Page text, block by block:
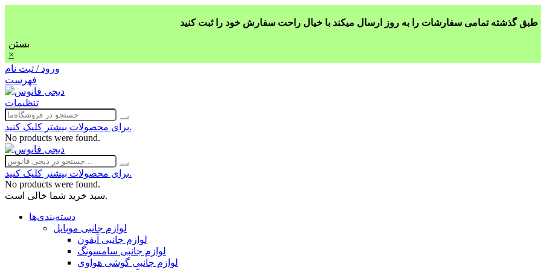
بستن
×
ورود / ثبت نام
فهرست
تنظیمات
برای محصولات بیشتر کلیک کنید.
No products were found.
برای محصولات بیشتر کلیک کنید.
No products were found.
سبد خرید شما خالی است.
دسته‌بندی‌ها
لوازم جانبی موبایل
لوازم جانبی آیفون
لوازم جانبی سامسونگ
لوازم جانبی گوشی هواوی